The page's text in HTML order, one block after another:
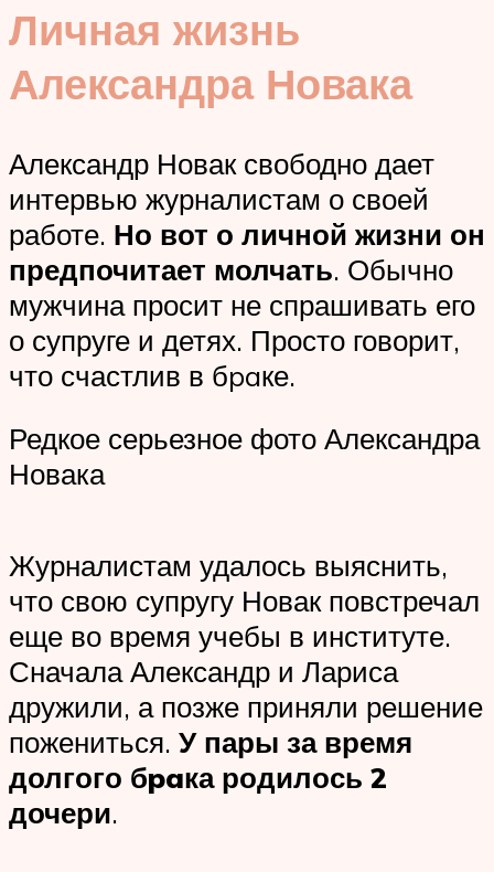
Личная жизнь
Александра Новака
Александр Новак свободно дает
интервью журналистам о своей
работе. Но вот о личной жизни он
предпочитает молчать. Обычно
мужчина просит не спрашивать его
о супруге и детях. Просто говорит,
что счастлив в бpaке.
Редкое серьезное фото Александра
Новака
Журналистам удалось выяснить,
что свою супругу Новак повстречал
еще во время учебы в институте.
Сначала Александр и Лариса
дружили, а позже приняли решение
пожениться. У пары за время
долгого бpaка родилось 2
дочери.